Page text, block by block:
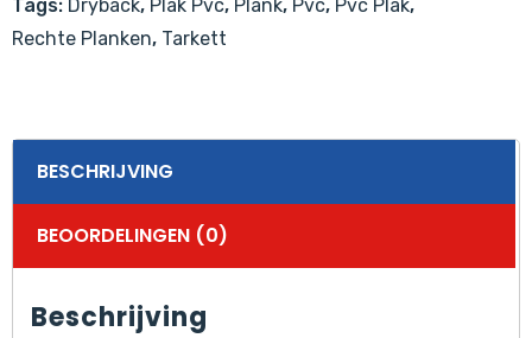
Oak
Dark
Tags: Dryback, Plak Pvc, Plank, Pvc, Pvc Plak,
Rechte Planken, Tarkett
BESCHRIJVING
BEOORDELINGEN (0)
Beschrijving